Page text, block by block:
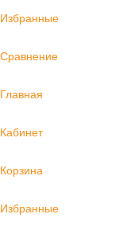
Избранные
Сравнение
Главная
Кабинет
Корзина
Избранные